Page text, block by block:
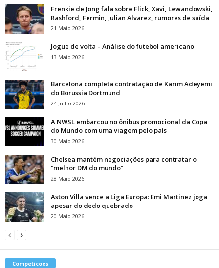
Frenkie de Jong fala sobre Flick, Xavi, Lewandowski,
Rashford, Fermin, Julian Alvarez, rumores de saída
21 Maio 2026
Jogue de volta – Análise do futebol americano
13 Maio 2026
Barcelona completa contratação de Karim Adeyemi
do Borussia Dortmund
24 Julho 2026
A NWSL embarcou no ônibus promocional da Copa
do Mundo com uma viagem pelo país
30 Maio 2026
Chelsea mantém negociações para contratar o
“melhor DM do mundo”
28 Maio 2026
Aston Villa vence a Liga Europa: Emi Martinez joga
apesar do dedo quebrado
20 Maio 2026
Competicoes